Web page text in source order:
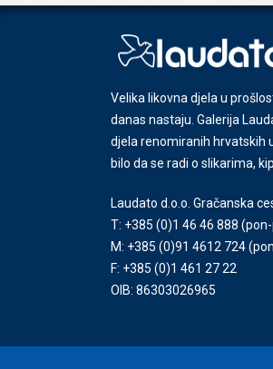
Velika likovna djela u
danas nastaju. Galerija
djela renomiranih hrvatskih
bilo da se radi o slikarima,
Laudato d.o.o. Gračanska
T: +385 (0)1 46 46 888
M: +385 (0)91 4612 724
F: +385 (0)1 461 27 22
OIB: 86303026965